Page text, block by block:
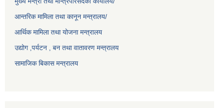
आन्तरिक मामिला तथा कानून मन्त्रालय/
आर्थिक मामिला तथा योजना मन्त्रालय
उद्योग ,पर्यटन , बन तथा वातावरण मन्त्रालय
सामाजिक बिकास मन्त्रालय